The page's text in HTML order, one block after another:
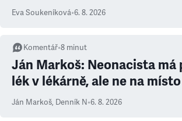
Eva Soukeníková•6. 8. 2026
Komentář•8 minut
Ján Markoš: Neonacista má
lék v lékárně, ale ne na
Ján Markoš, Denník N•6. 8. 2026